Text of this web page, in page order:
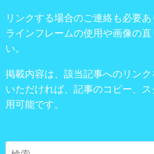
リンクする場合のご連絡も必要
ラインフレームの使用や画像の
い。
掲載内容は、該当記事へのリン
いただければ、記事のコピー、
用可能です。